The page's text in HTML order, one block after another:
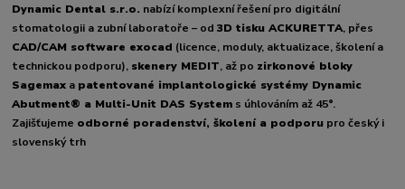
Dynamic Dental s.r.o. nabízí komplexní řešení pro digitální
stomatologii a zubní laboratoře – od3D tisku ACKURETTA, přes
CAD/CAM software exocad (licence, moduly, aktualizace, školení a
technickou podporu), skenery MEDIT, až po zirkonové bloky
Sagemax a patentované implantologické systémy Dynamic
Abutment® a Multi-Unit DAS System s úhlováním až 45°.
Zajišťujeme odborné poradenství, školení a podporu pro český i
slovenský trh